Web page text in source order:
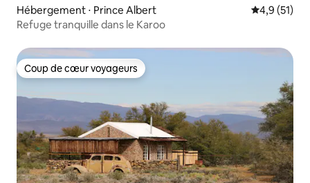
Hébergement ⋅ Prince Albert Évaluation
4,9 (51)
Refuge tranquille dans le Karoo
Coup de cœur voyageurs
Coup de cœur voyageurs